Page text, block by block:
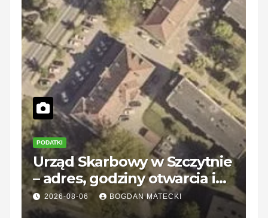
od sprzedaży
kto płaci i ile
08-06 BOGDAN MATECKI
ZAROBKI
czynne
2026-08-